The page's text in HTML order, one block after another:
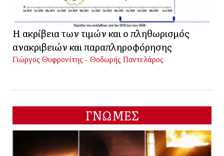
Η ακρίβεια των τιμών και ο πληθωρισμός
ανακριβειών και παραπληροφόρησης
Γιώργος Θυφρονίτης - Θοδωρής Παντελάρος
ΓΝΩΜΕΣ